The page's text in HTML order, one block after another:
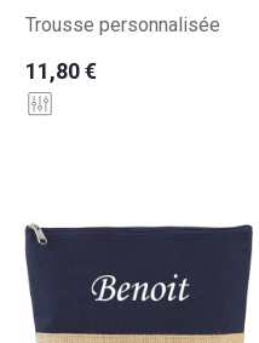
Trousse personnalisée
11,80 €